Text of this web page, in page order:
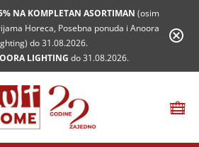
NA KOMPLETAN ASORTIMAN (osim
Horeca, Posebna ponuda i Anoora
do 31.08.2026.
LIGHTING do 31.08.2026.